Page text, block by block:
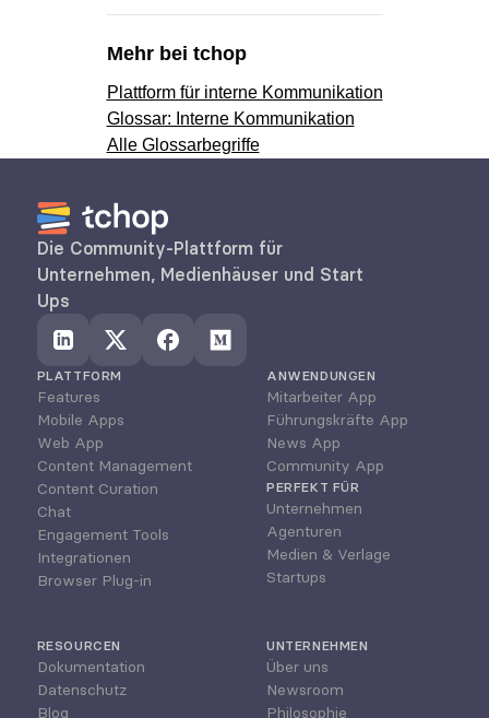
Mehr bei tchop
Plattform für interne Kommunikation
Glossar: Interne Kommunikation
Alle Glossarbegriffe
Die Community-Plattform für
Unternehmen, Medienhäuser und Start
Ups
PLATTFORM
Features
Mobile Apps
Web App
Content Management
Content Curation
Chat
Engagement Tools
Integrationen
Browser Plug-in
ANWENDUNGEN
Mitarbeiter App
Führungskräfte App
News App
Community App
PERFEKT FÜR
Unternehmen
Agenturen
Medien & Verlage
Startups
RESOURCEN
Dokumentation
Datenschutz
Blog
UNTERNEHMEN
Über uns
Newsroom
Philosophie